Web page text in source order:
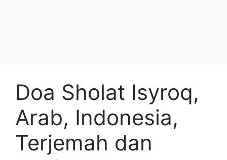
Doa Sholat Isyroq,
Arab, Indonesia,
Terjemah dan